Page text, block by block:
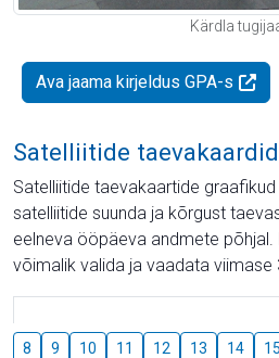
Kärdla
Ava jaama kirjeldus GPA-s
Satelliitide taevakaardid
Satelliitide taevakaartide
satelliitide suunda ja kõrgust
eelneva ööpäeva andmete
võimalik valida ja vaadata viimase
8 9 10 11 12 13 14 15